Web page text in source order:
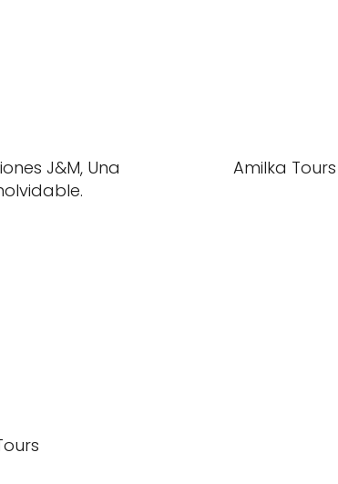
J&M, Una
Amilka Tours